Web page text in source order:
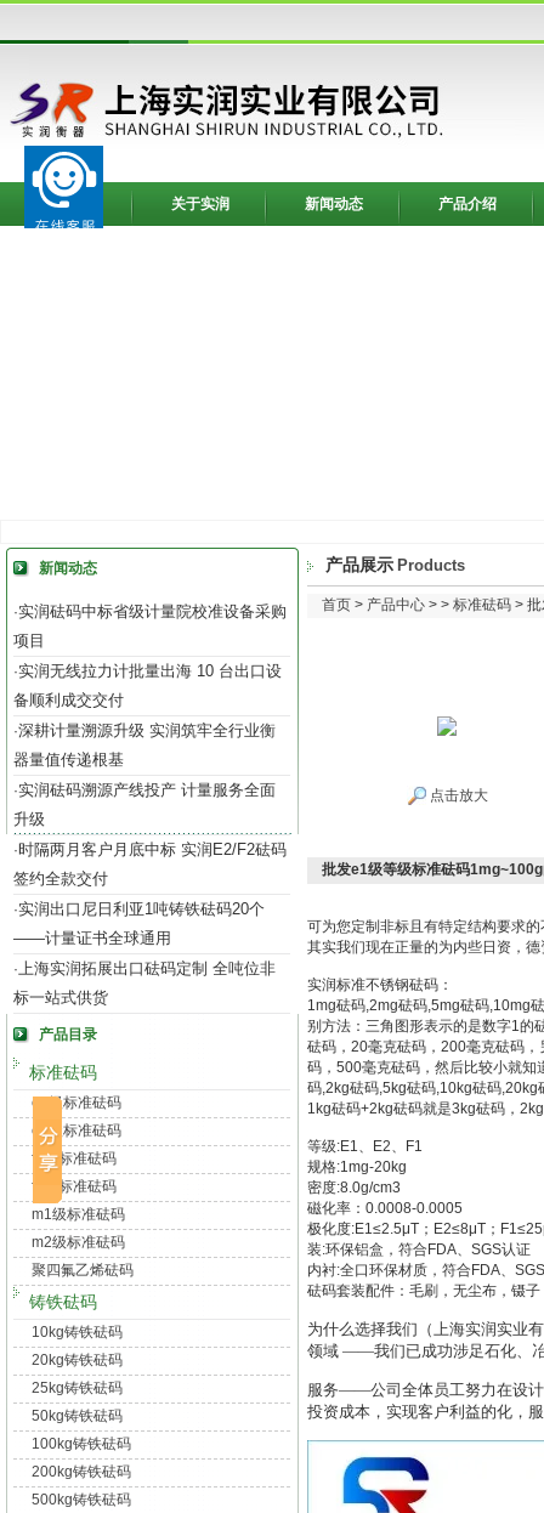
网站首页 关于实润 新闻动态 产品介绍
新闻动态
·实润砝码中标省级计量院校准设备采购
项目
·实润无线拉力计批量出海 10 台出口设
备顺利成交交付
·深耕计量溯源升级 实润筑牢全行业衡
器量值传递根基
·实润砝码溯源产线投产 计量服务全面
升级
·时隔两月客户月底中标 实润E2/F2砝码
签约全款交付
·实润出口尼日利亚1吨铸铁砝码20个
——计量证书全球通用
·上海实润拓展出口砝码定制 全吨位非
标一站式供货
产品目录
标准砝码
e1级标准砝码
e2级标准砝码
f1级标准砝码
f2级标准砝码
m1级标准砝码
m2级标准砝码
聚四氟乙烯砝码
铸铁砝码
10kg铸铁砝码
20kg铸铁砝码
25kg铸铁砝码
50kg铸铁砝码
100kg铸铁砝码
200kg铸铁砝码
500kg铸铁砝码
产品展示 Products
首页 > 产品中心 > > 标准砝码 >
点击放大
批发e1级等级标准砝码1mg~100g
可为您定制非标且有特定结构要求
其实我们现在正量的为内些日资，
实润标准不锈钢砝码：
1mg砝码,2mg砝码,5mg砝码,10mg
别方法：三角图形表示的是数字1的
砝码，20毫克砝码，200毫克砝码
码，500毫克砝码，然后比较小就
码,2kg砝码,5kg砝码,10kg砝码
1kg砝码+2kg砝码就是3kg砝码，
等级:E1、E2、F1
规格:1mg-20kg
密度:8.0g/cm3
磁化率：0.0008-0.0005
极化度:E1≤2.5μT；E2≤8μT；
装:环保铝盒，符合FDA、SGS认证
内衬:全口环保材质，符合FDA、
砝码套装配件：毛刷，无尘布，镊子
为什么选择我们（上海实润实业
领域 ——我们已成功涉足石化、
服务——公司全体员工努力在设计
投资成本，实现客户利益的化，